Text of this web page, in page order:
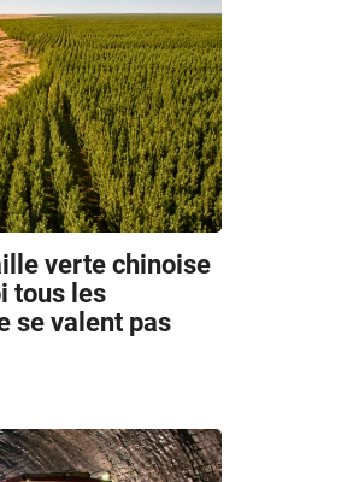
verte chinoise
tous les
se valent pas